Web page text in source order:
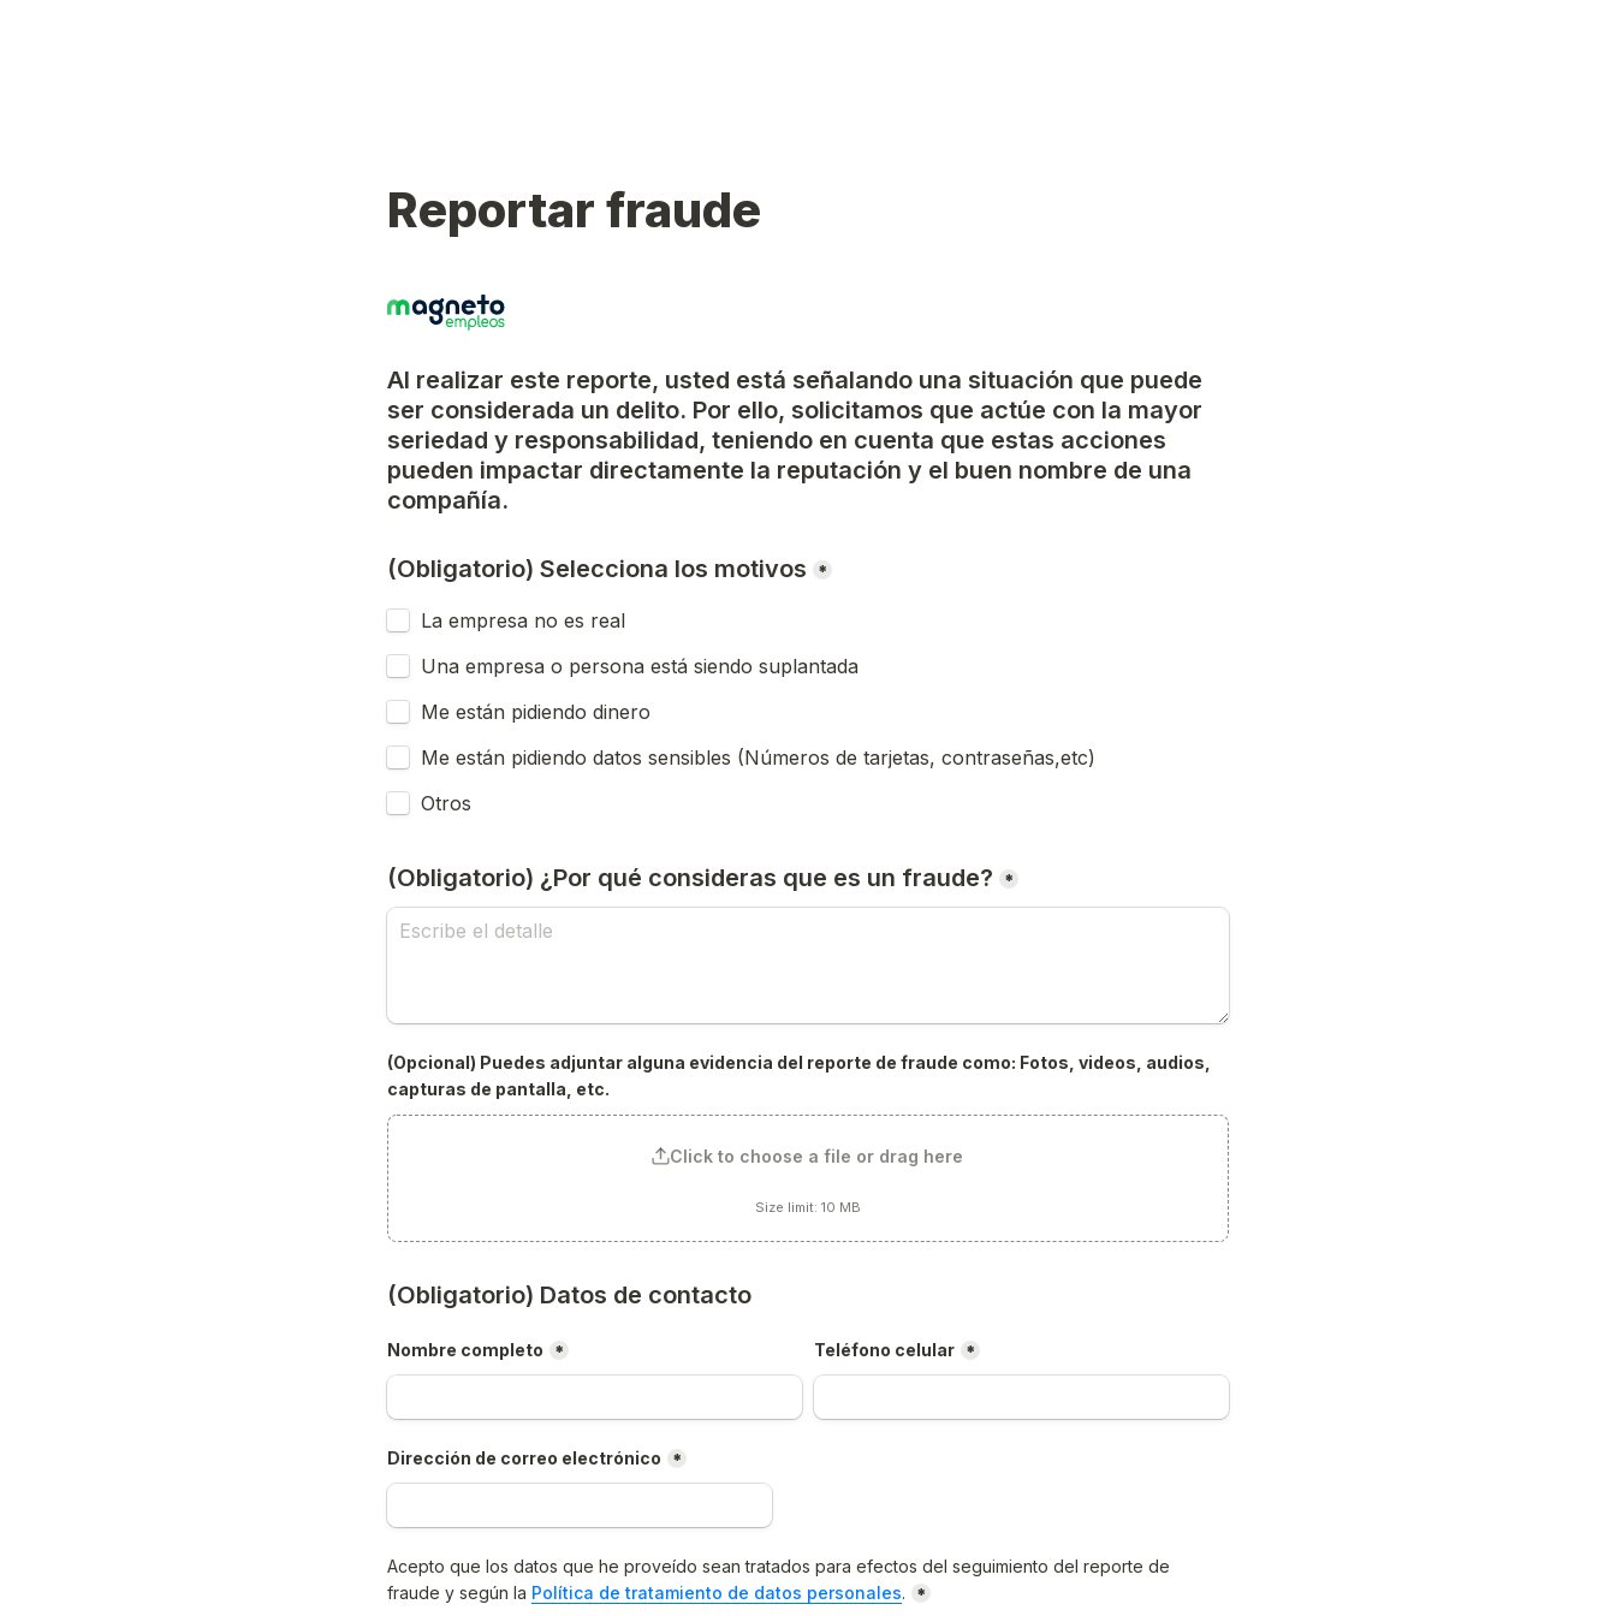
Reportar fraude
Al realizar este reporte, usted está señalando una situación que puede
ser considerada un delito. Por ello, solicitamos que actúe con la mayor
seriedad y responsabilidad, teniendo en cuenta que estas acciones
pueden impactar directamente la reputación y el buen nombre de una
compañía.
(Obligatorio) Selecciona los motivos *
La empresa no es real
Una empresa o persona está siendo suplantada
Me están pidiendo dinero
Me están pidiendo datos sensibles (Números de tarjetas, contraseñas,etc)
Otros
(Obligatorio) ¿Por qué consideras que es un fraude? *
(Opcional) Puedes adjuntar alguna evidencia del reporte de fraude como: Fotos, videos, audios,
capturas de pantalla, etc.
Click to choose a file or drag here
Size limit: 10 MB
(Obligatorio) Datos de contacto
Nombre completo * Teléfono celular *
Dirección de correo electrónico *
Acepto que los datos que he proveído sean tratados para efectos del seguimiento del reporte de
fraude y según la Política de tratamiento de datos personales. *